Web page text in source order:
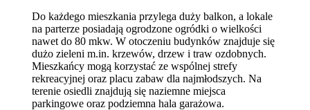
Do każdego mieszkania przylega duży balkon, a lokale
na parterze posiadają ogrodzone ogródki o wielkości
nawet do 80 mkw. W otoczeniu budynków znajduje się
dużo zieleni m.in. krzewów, drzew i traw ozdobnych.
Mieszkańcy mogą korzystać ze wspólnej strefy
rekreacyjnej oraz placu zabaw dla najmłodszych. Na
terenie osiedli znajdują się naziemne miejsca
parkingowe oraz podziemna hala garażowa.